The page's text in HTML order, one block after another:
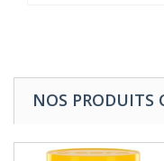
NOS PRODUITS